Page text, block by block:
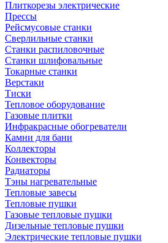
Плиткорезы электрические
Прессы
Рейсмусовые станки
Сверлильные станки
Станки распиловочные
Станки шлифовальные
Токарные станки
Верстаки
Тиски
Тепловое оборудование
Газовые плитки
Инфракрасные обогреватели
Камни для бани
Коллекторы
Конвекторы
Радиаторы
Тэны нагревательные
Тепловые завесы
Тепловые пушки
Газовые тепловые пушки
Дизельные тепловые пушки
Электрические тепловые пушки